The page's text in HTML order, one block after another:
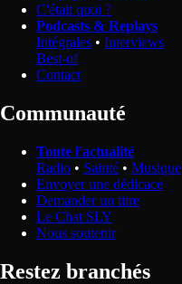
C'était quoi ?
Podcasts & Replays
Intégrales • Interviews
Best-of
Contact
Communauté
Toute l'actualité
Radio • Sainté • Musique
Envoyer une dédicace
Demander un titre
Le Chat SLY
Nous soutenir
Restez branchés